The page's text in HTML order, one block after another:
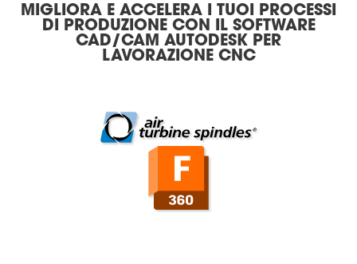
MIGLIORA E ACCELERA I TUOI PROCESSI
DI PRODUZIONE CON IL SOFTWARE
CAD/CAM AUTODESK PER
LAVORAZIONE CNC